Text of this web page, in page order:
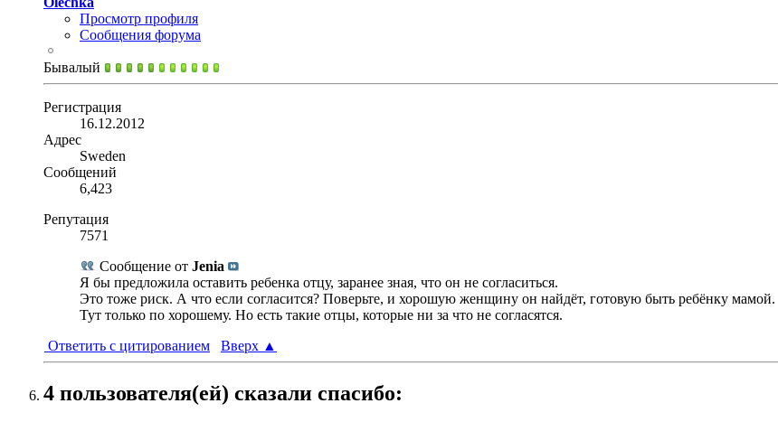
Просмотр профиля
Сообщения форума
Бывалый
Регистрация
16.12.2012
Адрес
Sweden
Сообщений
6,423
Репутация
7571
Сообщение от Jenia
Я бы предложила оставить ребенка отцу, заранее зная, что он не согласиться.
Это тоже риск. А что если согласится? Поверьте, и хорошую женщину он найдёт, готовую быть ребёнку мамой.
Тут только по хорошему. Но есть такие отцы, которые ни за что не согласятся.
Ответить с цитированием
Вверх ▲
4 пользователя(ей) сказали cпасибо: